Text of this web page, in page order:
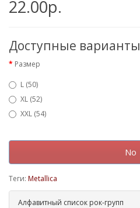
22.00р.
Доступные варианты
Размер
L (50)
XL (52)
XXL (54)
No
Теги: Metallica
Алфавитный список рок-групп